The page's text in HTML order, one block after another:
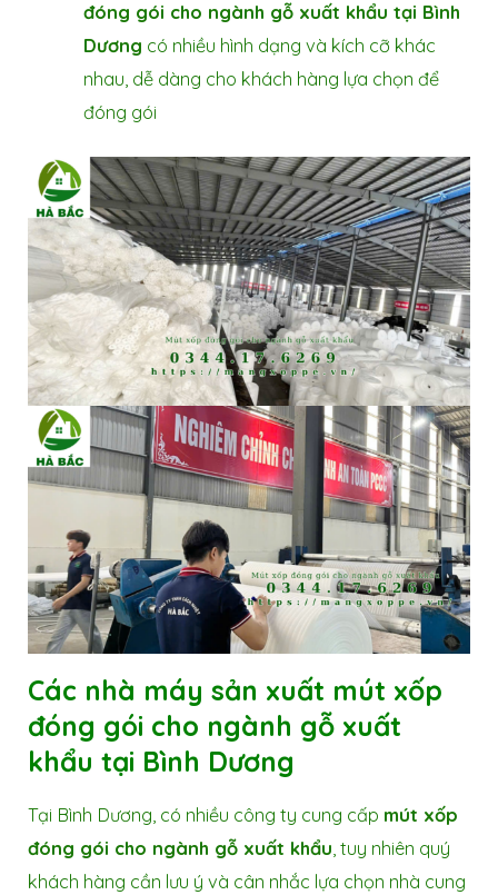
đóng gói cho ngành gỗ xuất khẩu tại Bình
Dương có nhiều hình dạng và kích cỡ khác
nhau, dễ dàng cho khách hàng lựa chọn để
đóng gói
Các nhà máy sản xuất mút xốp
đóng gói cho ngành gỗ xuất
khẩu tại Bình Dương
Tại Bình Dương, có nhiều công ty cung cấp mút xốp
đóng gói cho ngành gỗ xuất khẩu, tuy nhiên quý
khách hàng cần lưu ý và cân nhắc lựa chọn nhà cung